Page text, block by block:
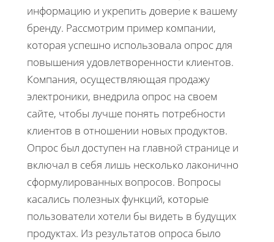
информацию и укрепить доверие к вашему
бренду. Рассмотрим пример компании,
которая успешно использовала опрос для
повышения удовлетворенности клиентов.
Компания, осуществляющая продажу
электроники, внедрила опрос на своем
сайте, чтобы лучше понять потребности
клиентов в отношении новых продуктов.
Опрос был доступен на главной странице и
включал в себя лишь несколько лаконично
сформулированных вопросов. Вопросы
касались полезных функций, которые
пользователи хотели бы видеть в будущих
продуктах. Из результатов опроса было